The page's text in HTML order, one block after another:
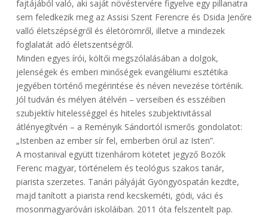
fajtájából való, aki saját növéstervére figyelve egy pillanatra
sem feledkezik meg az Assisi Szent Ferencre és Dsida Jenőre
valló életszépségről és életörömről, illetve a mindezek
foglalatát adó életszentségről.
Minden egyes írói, költői megszólalásában a dolgok,
jelenségek és emberi minőségek evangéliumi esztétika
jegyében történő megérintése és néven nevezése történik.
Jól tudván és mélyen átélvén – verseiben és esszéiben
szubjektív hitelességgel és hiteles szubjektivitással
átlényegítvén – a Reményik Sándortól ismerős gondolatot:
„Istenben az ember sír fel, emberben örül az Isten”.
A mostanival együtt tizenhárom kötetet jegyző Bozók
Ferenc magyar, történelem és teológus szakos tanár,
piarista szerzetes. Tanári pályáját Gyöngyöspatán kezdte,
majd tanított a piarista rend kecskeméti, gödi, váci és
mosonmagyaróvári iskoláiban. 2011 óta felszentelt pap.